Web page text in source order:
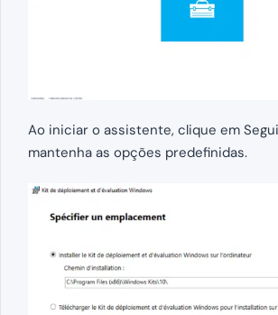
Ao iniciar o assistente, clique em
mantenha as opções predefinidas.